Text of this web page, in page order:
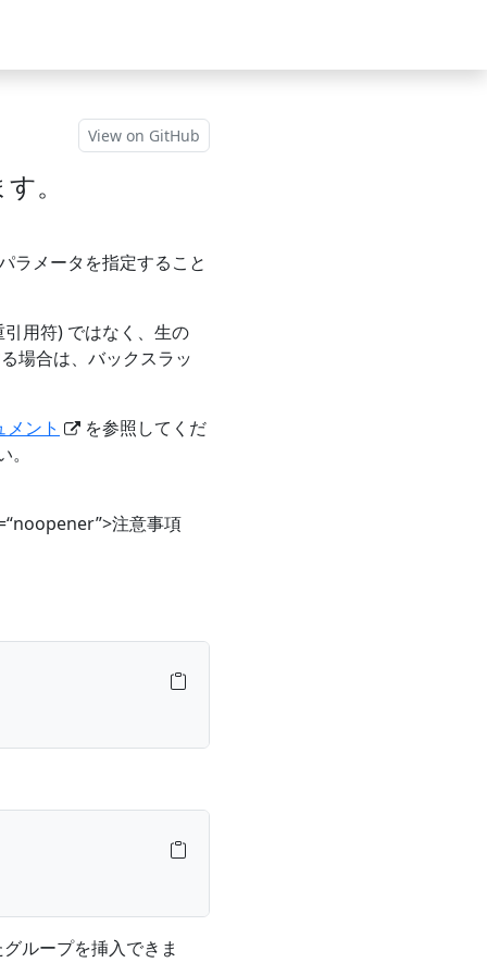
View on GitHub
。
ラメータを指定すること
用符) ではなく、生の
場合は、バックスラッ
メント
を参照してくだ
注意事項
ループを挿入できま